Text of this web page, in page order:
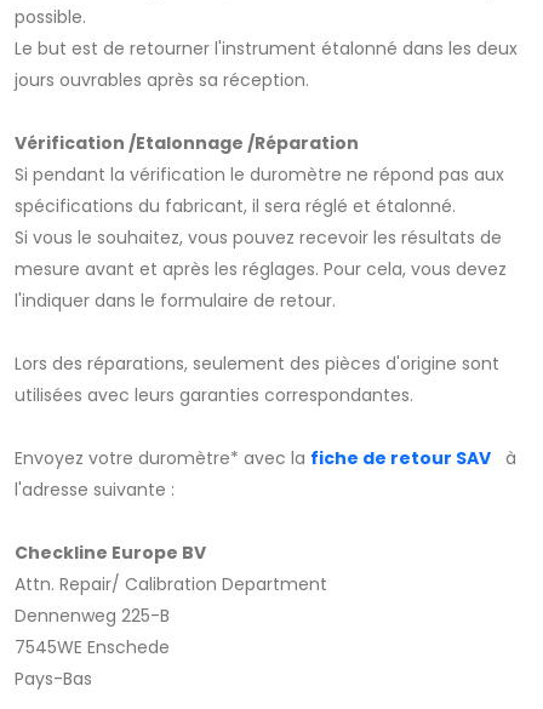
possible.
Le but est de retourner l'instrument étalonné dans les deux
jours ouvrables après sa réception.
Vérification /Etalonnage /Réparation
Si pendant la vérification le duromètre ne répond pas aux
spécifications du fabricant, il sera réglé et étalonné.
Si vous le souhaitez, vous pouvez recevoir les résultats de
mesure avant et après les réglages. Pour cela, vous devez
l'indiquer dans le formulaire de retour.
Lors des réparations, seulement des pièces d'origine sont
utilisées avec leurs garanties correspondantes.
Envoyez votre duromètre* avec la fiche de retour SAV à
l'adresse suivante :
Checkline Europe BV
Attn. Repair/ Calibration Department
Dennenweg 225-B
7545WE Enschede
Pays-Bas